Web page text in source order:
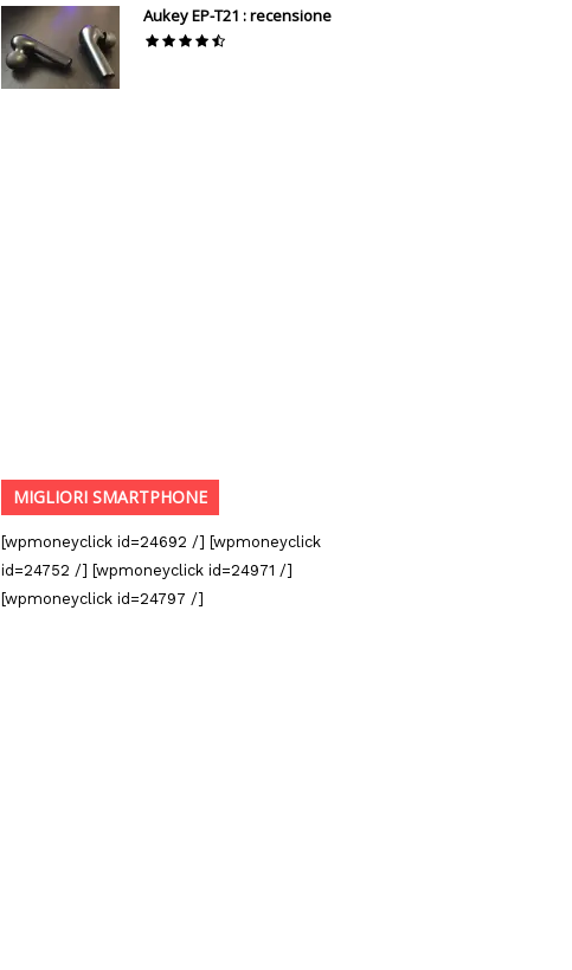
Aukey EP-T21 : recensione
MIGLIORI SMARTPHONE
[wpmoneyclick id=24692 /] [wpmoneyclick
id=24752 /] [wpmoneyclick id=24971 /]
[wpmoneyclick id=24797 /]